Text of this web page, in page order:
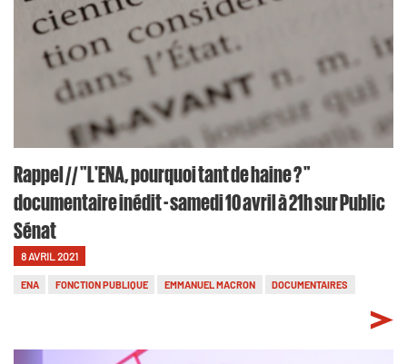
Rappel // "L'ENA, pourquoi tant de haine ? "
documentaire inédit - samedi 10 avril à 21h sur Public
Sénat
8 AVRIL 2021
ENA FONCTION PUBLIQUE EMMANUEL MACRON DOCUMENTAIRES